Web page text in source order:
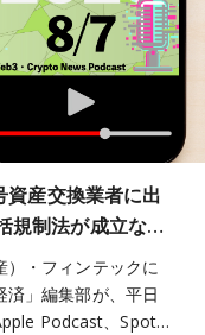
資産交換業者に出
規制法が成立な…
）・フィンテックに
」編集部が、平日
Podcast、Spot…